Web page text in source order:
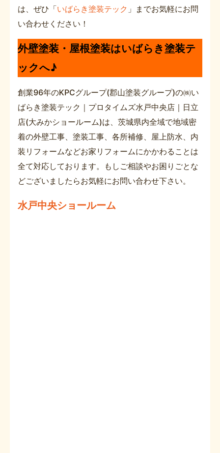
は、ぜひ「いばらき塗装テック 」までお気軽にお問
い合わせください！
外壁塗装・屋根塗装はいばらき塗装テ
ックへ♪
創業96年のKPCグループ(郡山塗装グループ)の㈱い
ばらき塗装テック｜プロタイムズ水戸中央店｜日立
店(大みかショールーム)は、茨城県内全域で地域密
着の外壁工事、塗装工事、各所補修、屋上防水、内
装リフォームなどお家リフォームにかかわることは
全て対応しております。もしご相談やお困りごとな
どございましたらお気軽にお問い合わせ下さい。
水戸中央ショールーム